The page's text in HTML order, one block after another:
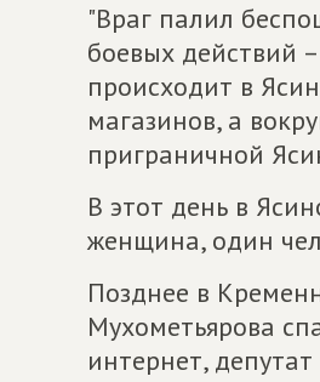
"Враг палил
боевых действий
происходит в
магазинов, а
приграничной
В этот день в
женщина, один
Позднее в
Мухометьярова
интернет,